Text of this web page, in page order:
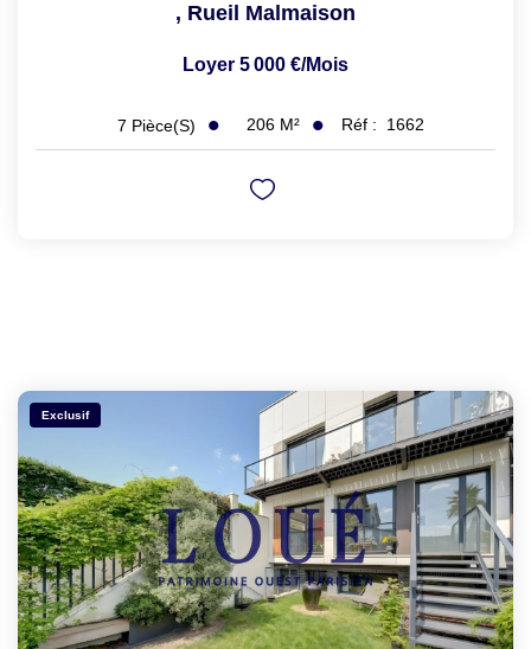
, Rueil Malmaison
Loyer 5 000 €/mois
7 Pièce(s) 206 M² Réf : 1662
Exclusif